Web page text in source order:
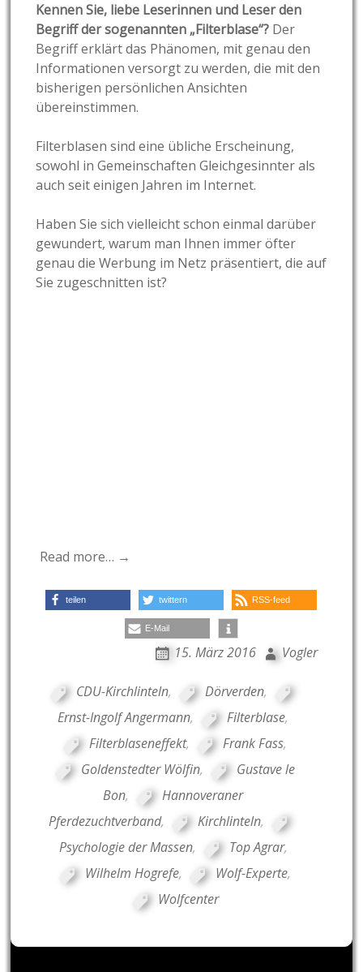
Kennen Sie, liebe Leserinnen und Leser den
Begriff der sogenannten „Filterblase“? Der
Begriff erklärt das Phänomen, mit genau den
Informationen versorgt zu werden, die mit den
bisherigen persönlichen Ansichten
übereinstimmen.
Filterblasen sind eine übliche Erscheinung,
sowohl in Gemeinschaften Gleichgesinnter als
auch seit einigen Jahren im Internet.
Haben Sie sich vielleicht schon einmal darüber
gewundert, warum man Ihnen immer öfter
genau die Werbung im Netz präsentiert, die auf
Sie zugeschnitten ist?
Read more… →
teilen twittern RSS-feed
E-Mail
15. März 2016 Vogler
CDU-Kirchlinteln, Dörverden,
Ernst-Ingolf Angermann, Filterblase,
Filterblaseneffekt, Frank Fass,
Goldenstedter Wölfin,
Gustave le
Bon,
Hannoveraner
Pferdezuchtverband, Kirchlinteln,
Psychologie der Massen, Top Agrar,
Wilhelm Hogrefe, Wolf-Experte,
Wolfcenter